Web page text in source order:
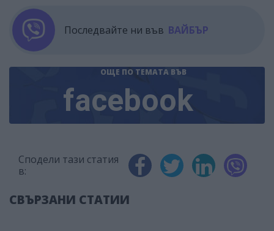
Последвайте ни във ВАЙБЪР
ОЩЕ ПО ТЕМАТА ВЪВ
facebook
Сподели тази статия
в:
СВЪРЗАНИ СТАТИИ